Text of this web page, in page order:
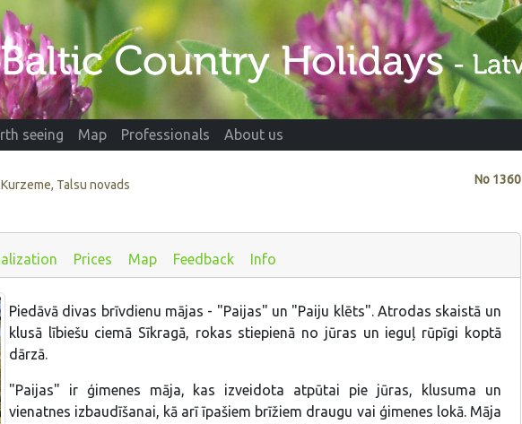
seeing Map Professionals About us
No 1360
Talsu novads
Prices Map Feedback Info
Piedāvā divas brīvdienu mājas - "Paijas" un "Paiju klēts". Atrodas skaistā un
klusā lībiešu ciemā Sīkragā, rokas stiepienā no jūras un ieguļ rūpīgi koptā
dārzā.
"Paijas" ir ģimenes māja, kas izveidota atpūtai pie jūras, klusuma un
vienatnes izbaudīšanai, kā arī īpašiem brīžiem draugu vai ģimenes lokā. Māja